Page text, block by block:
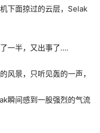
下面掠过的云层，Selak
一半，又出事了….
风景，只听见轰的一声，
瞬间感到一股强烈的气流